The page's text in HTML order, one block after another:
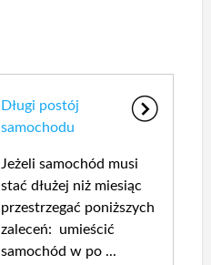
Długi postój
samochodu
Jeżeli samochód musi
stać dłużej niż miesiąc
przestrzegać poniższych
zaleceń: umieścić
samochód w po ...